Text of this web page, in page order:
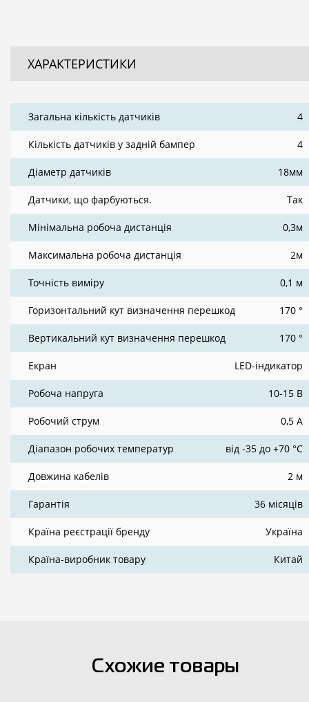
ХАРАКТЕРИСТИКИ
Загальна кількість датчиків 4
Кількість датчиків у задній бампер 4
Діаметр датчиків 18мм
Датчики, що фарбуються. Так
Мінімальна робоча дистанція 0,3м
Максимальна робоча дистанція 2м
Точність виміру 0,1 м
Горизонтальний кут визначення перешкод 170 °
Вертикальний кут визначення перешкод 170 °
Екран LED-індикатор
Робоча напруга 10-15 В
Робочий струм 0,5 А
Діапазон робочих температур від -35 до +70 °С
Довжина кабелів 2 м
Гарантія 36 місяців
Країна реєстрації бренду Україна
Країна-виробник товару Китай
Схожие товары